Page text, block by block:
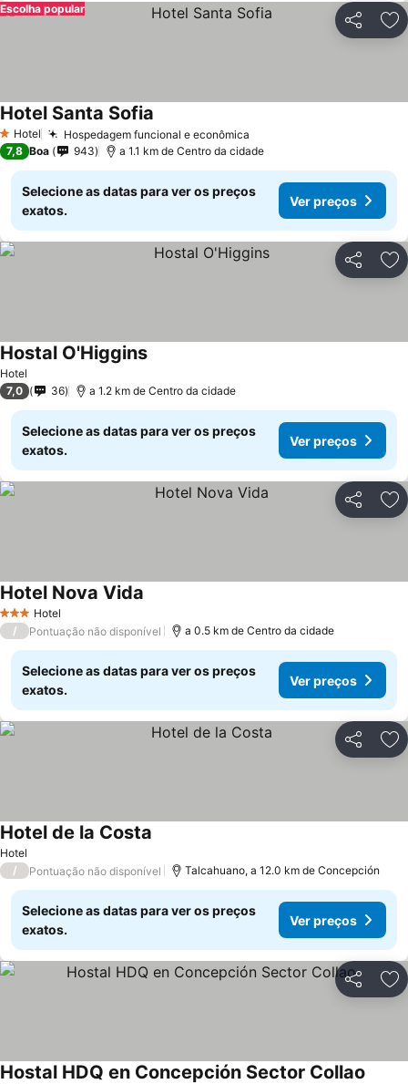
Partilhar
Escolha popular
1 Estrelas
Hotel Hospedagem funcional e econômica
Hotel Santa Sofia
7,8 Boa 943 a 1.1 km de Centro da cidade
Selecione as datas para ver os preços
exatos.
Ver preços
Partilhar
Hotel
Hostal O'HigginsVer preços
7,0 36 a 1.2 km de Centro da cidade
Selecione as datas para ver os preços
exatos.
Ver preços
Partilhar
3 EstrelasHotel
Hotel Nova Vida
/ Pontuação não disponível a 0.5 km de Centro da cidade
Selecione as datas para ver os preços
exatos.
Ver preços
Partilhar
Hotel
Hotel de la Costa
/ Pontuação não disponível Talcahuano, a 12.0 km de Concepción
Selecione as datas para ver os preços
exatos.
Ver preços
Partilhar
Hostal HDQ en Concepción Sector Collao